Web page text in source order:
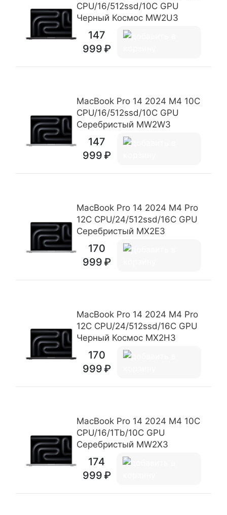
CPU/16/512ssd/10C GPU
Черный Космос MW2U3
147
999
MacBook Pro 14 2024 M4 10C
CPU/16/512ssd/10C GPU
Серебристый MW2W3
147
999
MacBook Pro 14 2024 M4 Pro
12C CPU/24/512ssd/16C GPU
Серебристый MX2E3
170
999
MacBook Pro 14 2024 M4 Pro
12C CPU/24/512ssd/16C GPU
Черный Космос MX2H3
170
999
MacBook Pro 14 2024 M4 10C
CPU/16/1Tb/10C GPU
Серебристый MW2X3
174
999